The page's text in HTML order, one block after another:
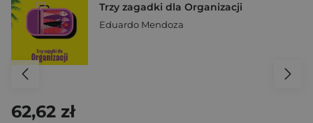
Trzy zagadki dla Organizacji
Eduardo Mendoza
62,62 zł